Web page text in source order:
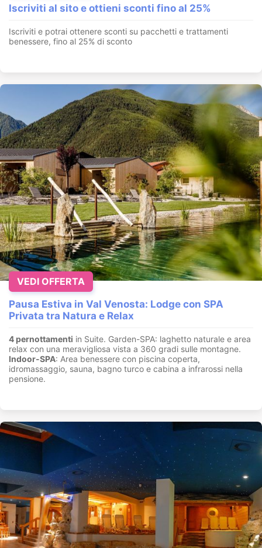
Iscriviti al sito e ottieni sconti fino al 25%
Iscriviti e potrai ottenere sconti su pacchetti e trattamenti
benessere, fino al 25% di sconto
Pausa Estiva in Val Venosta: Lodge con SPA
Privata tra Natura e Relax
4 pernottamenti in Suite. Garden-SPA: laghetto naturale e area
relax con una meravigliosa vista a 360 gradi sulle montagne.
Indoor-SPA: Area benessere con piscina coperta,
idromassaggio, sauna, bagno turco e cabina a infrarossi nella
pensione.
VEDI OFFERTA